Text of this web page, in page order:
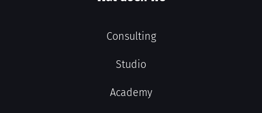
Consulting
Studio
Academy